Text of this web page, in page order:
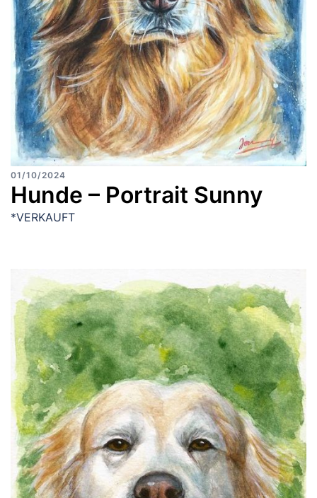
01/10/2024
Hunde – Portrait Sunny
*VERKAUFT